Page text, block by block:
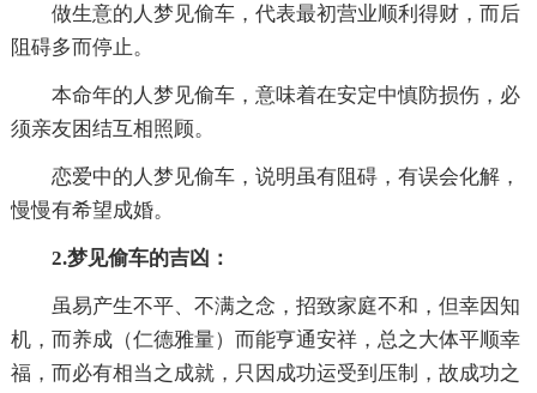
做生意的人梦见偷车，代表最初营业顺利得财，而后
阻碍多而停止。
本命年的人梦见偷车，意味着在安定中慎防损伤，必
须亲友困结互相照顾。
恋爱中的人梦见偷车，说明虽有阻碍，有误会化解，
慢慢有希望成婚。
2.梦见偷车的吉凶：
虽易产生不平、不满之念，招致家庭不和，但幸因知
机，而养成（仁德雅量）而能亨通安祥，总之大体平顺幸
福，而必有相当之成就，只因成功运受到压制，故成功之